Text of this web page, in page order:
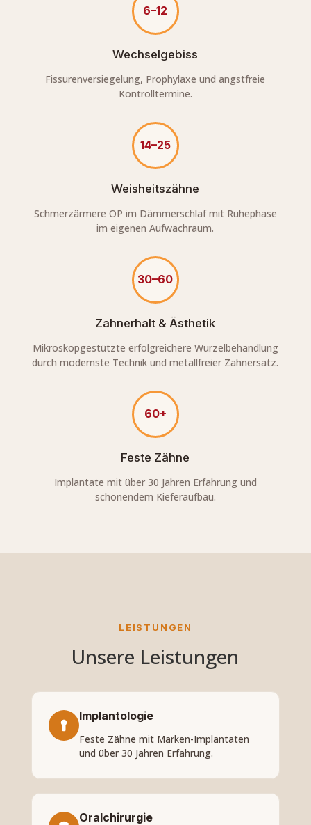
6–12
Wechselgebiss
Fissurenversiegelung, Prophylaxe und angstfreie
Kontrolltermine.
14–25
Weisheitszähne
Schmerzärmere OP im Dämmerschlaf mit Ruhephase
im eigenen Aufwachraum.
30–60
Zahnerhalt & Ästhetik
Mikroskopgestützte erfolgreichere Wurzelbehandlung
durch modernste Technik und metallfreier Zahnersatz.
60+
Feste Zähne
Implantate mit über 30 Jahren Erfahrung und
schonendem Kieferaufbau.
LEISTUNGEN
Unsere Leistungen
Implantologie
Feste Zähne mit Marken-Implantaten
und über 30 Jahren Erfahrung.
Oralchirurgie